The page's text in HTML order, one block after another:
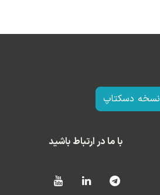
نسخه دسکتاپ
با ما در ارتباط باشید